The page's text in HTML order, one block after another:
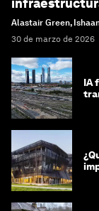
Alastair Green,
30 de marzo de 2026
IA